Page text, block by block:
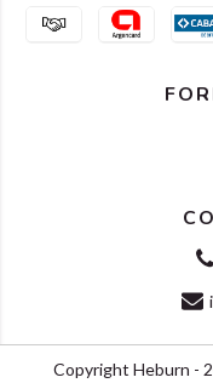
Copyright Heburn -